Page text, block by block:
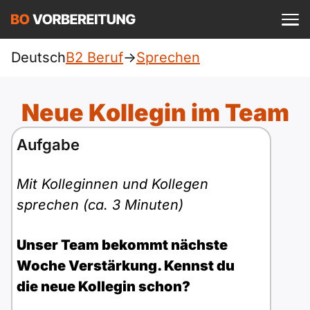
Beruf
Allgemein
DTZ
telc
ÖIF
Deutsch
Englisch
Türkisch
Ukrainisch
Russisch
A1 Allgemein
A1 DTZ
A1 telc
A1 Goethe
A1 ÖIF
A2
A2 Allgemein
A2 DTZ
A2 telc
A2 Goethe
B1 DTZ
B2 Allgemein
Blog
Einloggen ist kostenlos?
DeutschB2 Beruf->Sprechen
Neue Kollegin im Team
Aufgabe
Mit Kolleginnen und Kollegen
sprechen (ca. 3 Minuten)
Unser Team bekommt nächste
Woche Verstärkung. Kennst du
die neue Kollegin schon?